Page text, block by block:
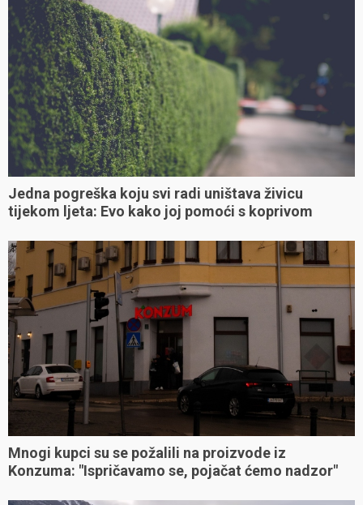
Jedna pogreška koju svi radi uništava živicu
tijekom ljeta: Evo kako joj pomoći s koprivom
Mnogi kupci su se požalili na proizvode iz
Konzuma: "Ispričavamo se, pojačat ćemo nadzor"